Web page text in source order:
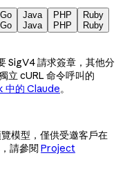
Go
Go
Java
Java
PHP
PHP
Ruby
Ruby
SigV4 請求簽章，其他分
立 cURL 命令呼叫的
中的 Claude。
模型，僅供受邀客戶在
請參閱Project